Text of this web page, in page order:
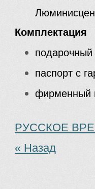
Комплектация
паспорт с
фирменный
РУССКОЕ
« Назад